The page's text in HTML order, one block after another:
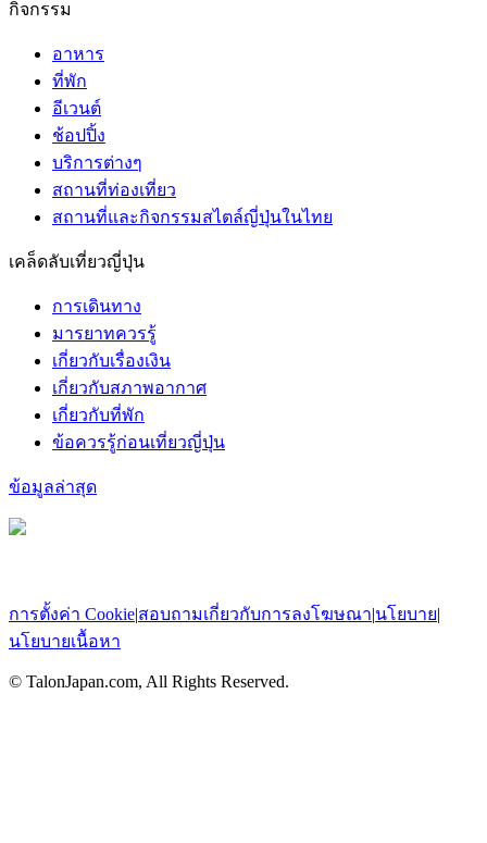
กิจกรรม
อาหาร
ที่พัก
อีเวนต์
ช้อปปิ้ง
บริการต่างๆ
สถานที่ท่องเที่ยว
สถานที่และกิจกรรมสไตล์ญี่ปุ่นในไทย
เคล็ดลับเที่ยวญี่ปุ่น
การเดินทาง
มารยาทควรรู้
เกี่ยวกับเรื่องเงิน
เกี่ยวกับสภาพอากาศ
เกี่ยวกับที่พัก
ข้อควรรู้ก่อนเที่ยวญี่ปุ่น
ข้อมูลล่าสุด
การตั้งค่า Cookie|สอบถามเกี่ยวกับการลงโฆษณา|นโยบาย|
นโยบายเนื้อหา
© TalonJapan.com, All Rights Reserved.